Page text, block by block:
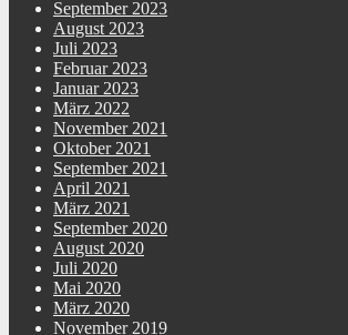
September 2023
August 2023
Juli 2023
Februar 2023
Januar 2023
März 2022
November 2021
Oktober 2021
September 2021
April 2021
März 2021
September 2020
August 2020
Juli 2020
Mai 2020
März 2020
November 2019